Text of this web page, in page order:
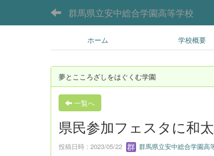
群馬県立安中総合学園高等学校
ホーム 学校概要
夢とこころざしをはぐくむ学園
一覧へ
県民参加フェスタに和
投稿日時 : 2023/05/22 群馬県立安中総合学園高